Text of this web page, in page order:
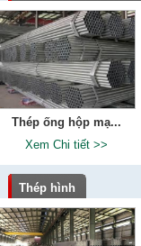
Thép ống hộp mạ...
Xem Chi tiết >>
Thép hình